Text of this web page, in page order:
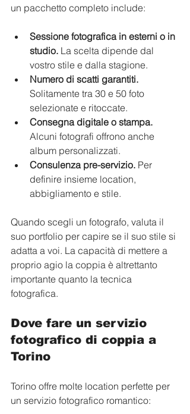
un pacchetto completo include:
Sessione fotografica in esterni o in
studio. La scelta dipende dal
vostro stile e dalla stagione.
Numero di scatti garantiti.
Solitamente tra 30 e 50 foto
selezionate e ritoccate.
Consegna digitale o stampa.
Alcuni fotografi offrono anche
album personalizzati.
Consulenza pre-servizio. Per
definire insieme location,
abbigliamento e stile.
Quando scegli un fotografo, valuta il
suo portfolio per capire se il suo stile si
adatta a voi. La capacità di mettere a
proprio agio la coppia è altrettanto
importante quanto la tecnica
fotografica.
Dove fare un servizio
fotografico di coppia a
Torino
Torino offre molte location perfette per
un servizio fotografico romantico: